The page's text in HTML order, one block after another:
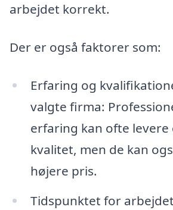
arbejdet korrekt.
Der er også faktorer som:
Erfaring og
valgte firma:
erfaring kan ofte levere
kvalitet, men de kan
højere pris.
Tidspunktet for